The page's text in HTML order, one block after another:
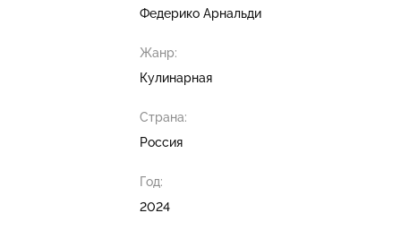
Федерико Арнальди
Жанр:
Кулинарная
Страна:
Россия
Год:
2024